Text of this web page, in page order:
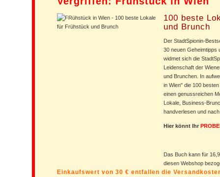
100 beste
und Brunch
Der StadtSpionin-
30 neuen Geheimtipps
widmet sich die
Leidenschaft der
und Brunchen. In
in Wien" die 100
einen genussreichen
Lokale, Business-
handverlesen und
Hier könnt Ihr
Das Buch kann für
diesen Webshop
Einkaufswert von 30 € entfallen die